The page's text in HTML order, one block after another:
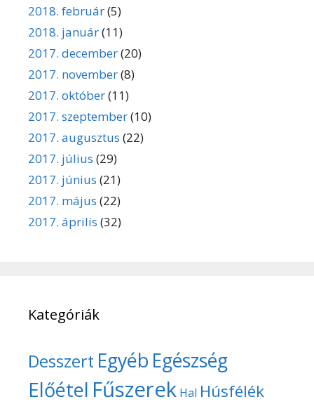
2018. február(5)
2018. január(11)
2017. december(20)
2017. november(8)
2017. október(11)
2017. szeptember(10)
2017. augusztus (22)
2017. július (29)
2017. június (21)
2017. május (22)
2017. április (32)
Kategóriák
Desszert Egyéb Egészség
Előétel Fűszerek Hal Húsfélék